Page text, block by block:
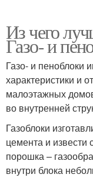
Из чего
Газо- и
Газо- и пеноблоки
характеристики и
малоэтажных
во внутренней
Газоблоки
цемента и извести
порошка –
внутри блока